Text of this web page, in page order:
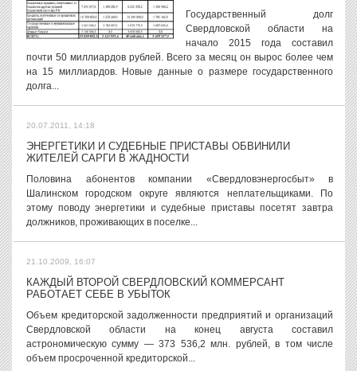
Государственный долг
Свердловской области на
начало 2015 года составил
почти 50 миллиардов рублей. Всего за месяц он вырос более чем
на 15 миллиардов. Новые данные о размере государственного
долга...
20.07.2011, 14:18
ЭНЕРГЕТИКИ И СУДЕБНЫЕ ПРИСТАВЫ ОБВИНИЛИ
ЖИТЕЛЕЙ САРГИ В ЖАДНОСТИ
Половина абонентов компании «Свердловэнергосбыт» в
Шалинском городском округе являются неплательщиками. По
этому поводу энергетики и судебные приставы посетят завтра
должников, проживающих в поселке...
21.10.2009, 16:07
КАЖДЫЙ ВТОРОЙ СВЕРДЛОВСКИЙ КОММЕРСАНТ
РАБОТАЕТ СЕБЕ В УБЫТОК
Объем кредиторской задолженности предприятий и организаций
Свердловской области на конец августа составил
астрономическую сумму — 373 536,2 млн. рублей, в том числе
объем просроченной кредиторской...